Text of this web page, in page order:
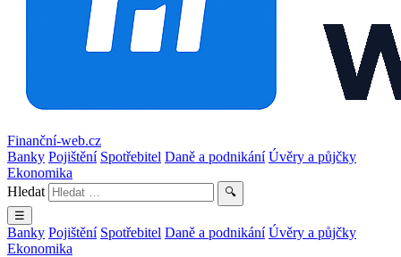
Finanční-web.cz
Banky Pojištění Spotřebitel Daně a podnikání Úvěry a půjčky
Ekonomika
Hledat
🔍
☰
Banky Pojištění Spotřebitel Daně a podnikání Úvěry a půjčky
Ekonomika